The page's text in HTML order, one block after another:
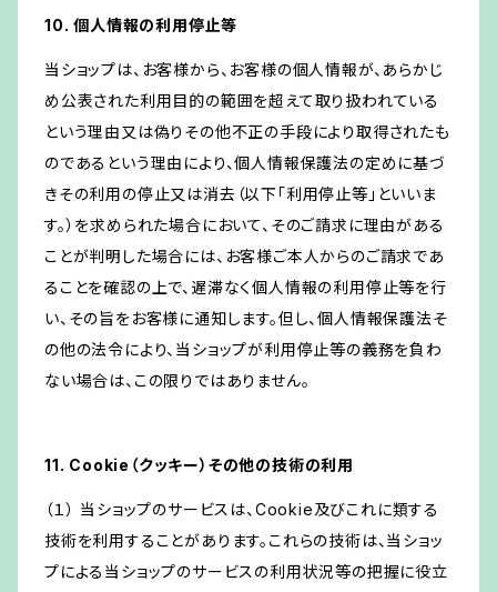
10. 個人情報の利用停止等
当ショップは、お客様から、お客様の個人情報が、あらかじ
め公表された利用目的の範囲を超えて取り扱われている
という理由又は偽りその他不正の手段により取得されたも
のであるという理由により、個人情報保護法の定めに基づ
きその利用の停止又は消去（以下「利用停止等」といいま
す。）を求められた場合において、そのご請求に理由がある
ことが判明した場合には、お客様ご本人からのご請求であ
ることを確認の上で、遅滞なく個人情報の利用停止等を行
い、その旨をお客様に通知します。但し、個人情報保護法そ
の他の法令により、当ショップが利用停止等の義務を負わ
ない場合は、この限りではありません。
11. Cookie（クッキー）その他の技術の利用
（１） 当ショップのサービスは、Cookie及びこれに類する
技術を利用することがあります。これらの技術は、当ショッ
プによる当ショップのサービスの利用状況等の把握に役立